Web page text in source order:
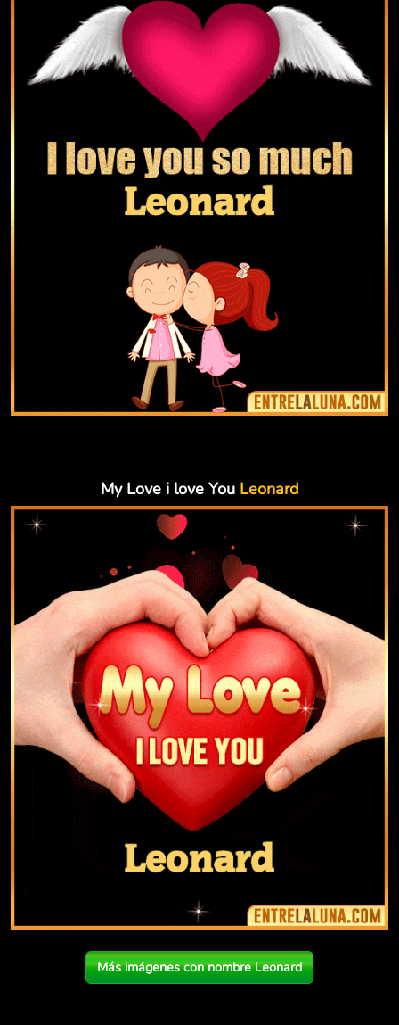
My Love i love You Leonard
Más imágenes con nombre Leonard